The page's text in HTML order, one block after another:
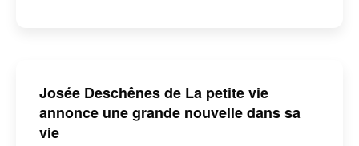
Josée Deschênes de La petite vie
annonce une grande nouvelle dans sa
vie